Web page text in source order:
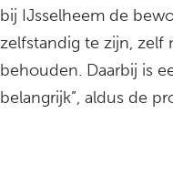
bij IJsselheem de
zelfstandig te zijn, zelf
behouden. Daarbij is
belangrijk”, aldus de